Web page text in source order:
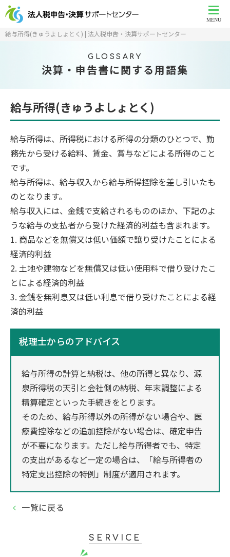
MENU
給与所得(きゅうよしょとく) | 法人税申告・決算サポートセンター
GLOSSARY
決算・申告書に関する用語集
給与所得(きゅうよしょとく)
給与所得は、所得税における所得の分類のひとつで、勤
務先から受ける給料、賃金、賞与などによる所得のこと
です。
給与所得は、給与収入から給与所得控除を差し引いたも
のとなります。
給与収入には、金銭で支給されるもののほか、下記のよ
うな給与の支払者から受けた経済的利益も含まれます。
1. 商品などを無償又は低い価額で譲り受けたことによる
経済的利益
2. 土地や建物などを無償又は低い使用料で借り受けたこ
とによる経済的利益
3. 金銭を無利息又は低い利息で借り受けたことによる経
済的利益
税理士からのアドバイス
給与所得の計算と納税は、他の所得と異なり、源
泉所得税の天引と会社側の納税、年末調整による
精算確定といった手続きをとります。
そのため、給与所得以外の所得がない場合や、医
療費控除などの追加控除がない場合は、確定申告
が不要になります。ただし給与所得者でも、特定
の支出があるなど一定の場合は、「給与所得者の
特定支出控除の特例」制度が適用されます。
一覧に戻る
SERVICE